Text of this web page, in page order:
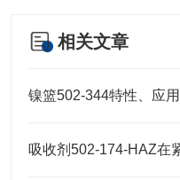
相关文章
镍篮502-344特性、应
吸收剂502-174-HAZ在